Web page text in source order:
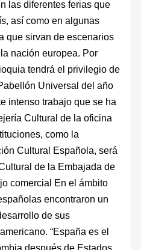
las diferentes ferias que
así como en algunas
que sirvan de escenarios
nación europea. Por
tendrá el privilegio de
Universal del año
intenso trabajo que se ha
Cultural de la oficina
como la
Cultural Española, será
de la Embajada de
comercial En el ámbito
encontraron un
de sus
“España es el
después de Estados